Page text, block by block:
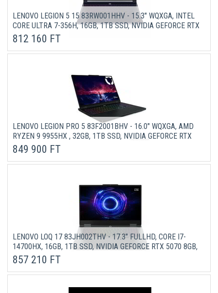
LENOVO LEGION 5 15 83RW001HHV - 15.3" WQXGA, INTEL
CORE ULTRA 7-356H, 16GB, 1TB SSD, NVIDIA GEFORCE RTX
5060 8GB, DOS - FEKETE LAPTOP 3 ÉV GARANCIÁVAL
812 160 FT
LENOVO LEGION PRO 5 83F2001BHV - 16.0" WQXGA, AMD
RYZEN 9 9955HX , 32GB, 1TB SSD, NVIDIA GEFORCE RTX
5060 8GB, DOS - FEKETE GAMER LAPTOP 3 ÉV
GARANCIÁVAL
849 900 FT
LENOVO LOQ 17 83JH002THV - 17.3" FULLHD, CORE I7-
14700HX, 16GB, 1TB SSD, NVIDIA GEFORCE RTX 5070 8GB,
DOS - SZÜRKE GAMER LAPTOP 3 ÉV GARANCIÁVAL
857 210 FT